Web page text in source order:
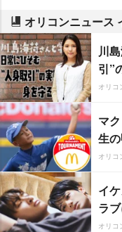
オリコンニュース
川
引”
オリコ
マ
生の
オリコ
イ
ラ
オリコ